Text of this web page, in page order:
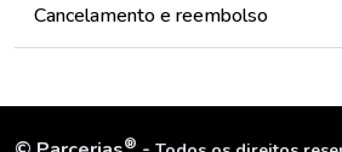
Cancelamento e reembolso
®